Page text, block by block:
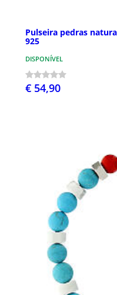
Pulseira pedras
925
DISPONÍVEL
€ 54,90